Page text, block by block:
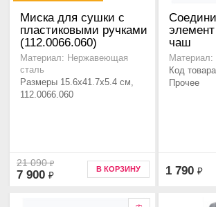
Миска для сушки с
пластиковыми ручками
(112.0066.060)
Материал: Нержавеющая
сталь
Размеры 15.6x41.7x5.4 см,
112.0066.060
21 090₽
7 900 ₽
В КОРЗИНУ
чаш
Материал:
Код
Прочее
1 790 ₽